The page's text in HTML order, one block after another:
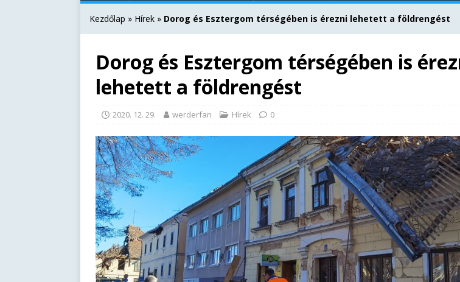
Kezdőlap » Hírek » Dorog és Esztergom térségében is érezni lehetett a földrengést
Dorog és Esztergom térségében is
lehetett a földrengést
2020. 12. 29. werderfan Hírek 0